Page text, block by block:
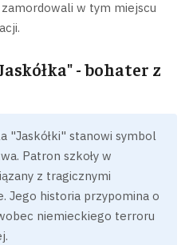
w tym miejscu
- bohater z
"Jaskółki" stanowi symbol
Patron szkoły w
z tragicznymi
Jego historia przypomina o
niemieckiego terroru